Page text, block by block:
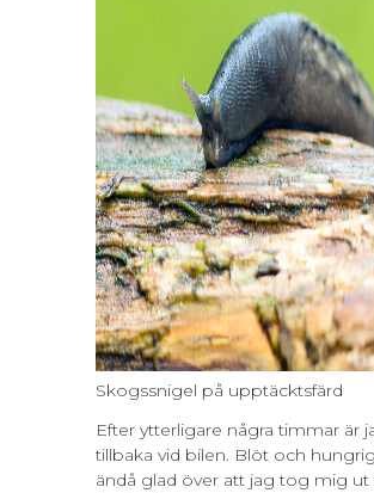
Skogssnigel på upptäcktsfärd
Efter ytterligare några timmar är
tillbaka vid bilen. Blöt och
ändå glad över att jag tog mig ut